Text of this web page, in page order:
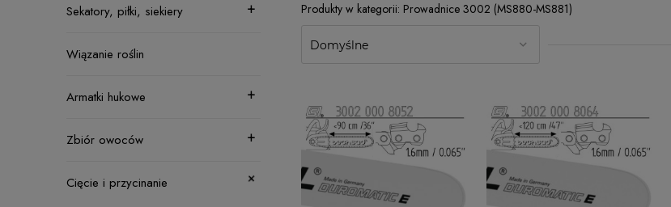
Sekatory, piłki, siekiery
Wiązanie roślin
Armatki hukowe
Zbiór owoców
Cięcie i przycinanie
Prowadnice 3002 (MS880-MS881)